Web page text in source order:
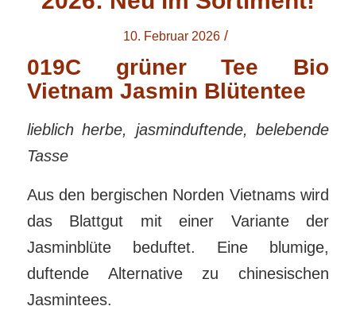
10. Februar 2026 /
019C grüner Tee Bio
Vietnam Jasmin Blütentee
lieblich herbe, jasminduftende, belebende
Tasse
Aus den bergischen Norden Vietnams wird
das Blattgut mit einer Variante der
Jasminblüte beduftet. Eine blumige,
duftende Alternative zu chinesischen
Jasmintees.